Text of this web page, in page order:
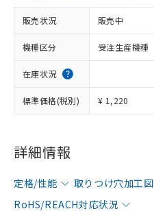
販売状況 販売中
機種区分 受注生産機種
在庫状況
標準価格(税別) ¥ 1,220
詳細情報
定格/性能 取りつけ穴加工図
RoHS/REACH対応状況